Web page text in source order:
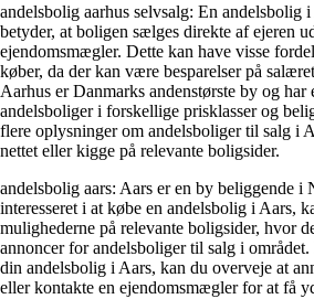
andelsbolig aarhus selvsalg: En andelsbolig
betyder, at boligen sælges direkte af ejeren
ejendomsmægler. Dette kan have visse
køber, da der kan være besparelser på
Aarhus er Danmarks andenstørste by og har
andelsboliger i forskellige prisklasser og
flere oplysninger om andelsboliger til salg i
nettet eller kigge på relevante boligsider.
andelsbolig aars: Aars er en by beliggende
interesseret i at købe en andelsbolig i Aars,
mulighederne på relevante boligsider, hvor
annoncer for andelsboliger til salg i
din andelsbolig i Aars, kan du overveje at
eller kontakte en ejendomsmægler for at få